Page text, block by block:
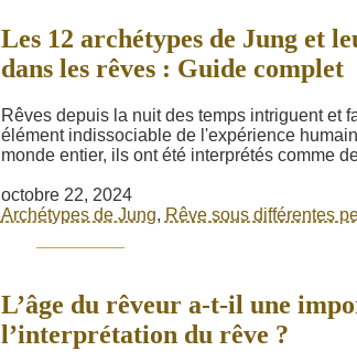
Les 12 archétypes de Jung et
dans les rêves : Guide complet
Rêves depuis la nuit des temps intriguent et
élément indissociable de l'expérience
monde entier, ils ont été interprétés comme
octobre 22, 2024
Archétypes de Jung, Rêve sous différentes
L’âge du rêveur a-t-il une
l’interprétation du rêve ?